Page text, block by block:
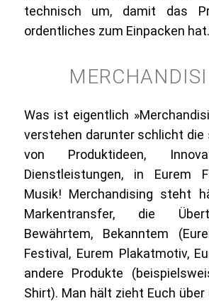
technisch um, damit das
ordentliches zum Einpacken hat.
Was ist eigentlich
verstehen darunter schlicht die
von Produktideen,
Dienstleistungen, in Eurem
Musik! Merchandising steht
Markentransfer, die
Bewährtem, Bekanntem
Festival, Eurem Plakatmotiv,
andere Produkte
Shirt). Man hält zieht Euch